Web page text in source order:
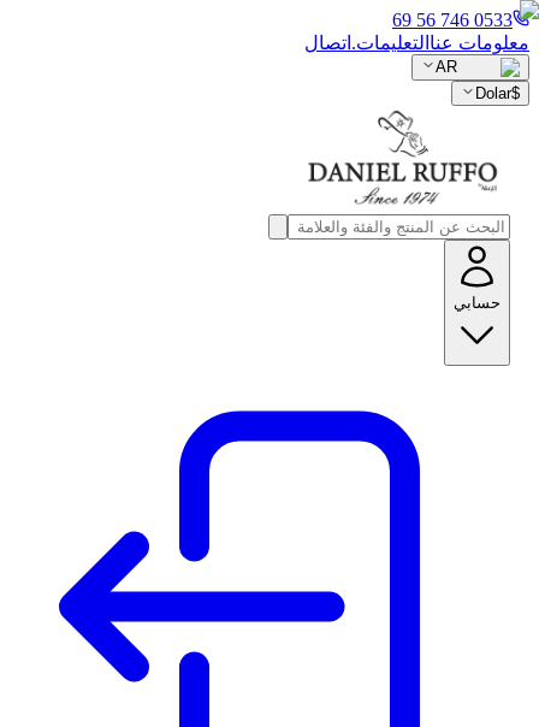
0533 746 56 69
معلومات عنا التعليمات. اتصال
AR
$
Dolar
حسابي